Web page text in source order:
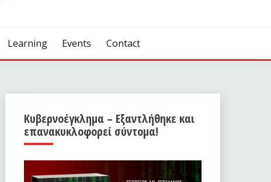
Learning Events Contact
Κυβερνοέγκλημα – Εξαντλήθηκε και
επανακυκλοφορεί σύντομα!